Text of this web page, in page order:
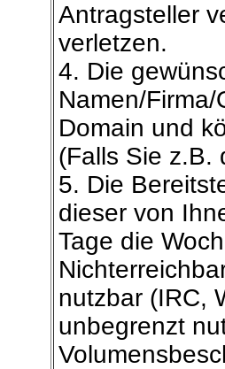
Antragsteller
verletzen.
4. Die
Namen/
Domain und
(Falls Sie z.B.
5. Die
dieser von
Tage die
nutzbar (IRC,
unbegrenzt